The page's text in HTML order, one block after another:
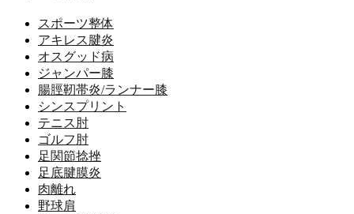
スポーツ整体
アキレス腱炎
オスグッド病
ジャンパー膝
腸脛靭帯炎/ランナー膝
シンスプリント
テニス肘
ゴルフ肘
足関節捻挫
足底腱膜炎
肉離れ
野球肩